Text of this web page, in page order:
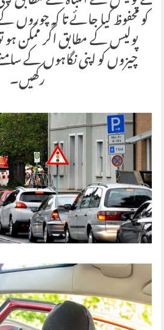
کو محفوظ کیا جائے تا کہ چوروں
پولیس کے مطابق اگر ممکن ہو
چیزوں کو اپنی نگاہوں کے
رکھیں۔